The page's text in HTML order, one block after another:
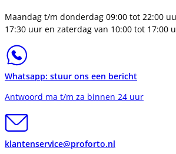
Maandag t/m donderdag 09:00 tot 22:00
17:30 uur en zaterdag van 10:00 tot 17:00
Whatsapp: stuur ons een bericht
Antwoord ma t/m za binnen 24 uur
klantenservice@proforto.nl